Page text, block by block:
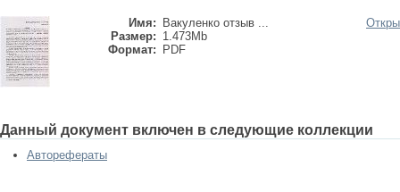
Имя:
Вакуленко отзыв ...
Размер: 1.473Mb
Формат:
PDF
Данный документ включен в следующие коллекции
Авторефераты